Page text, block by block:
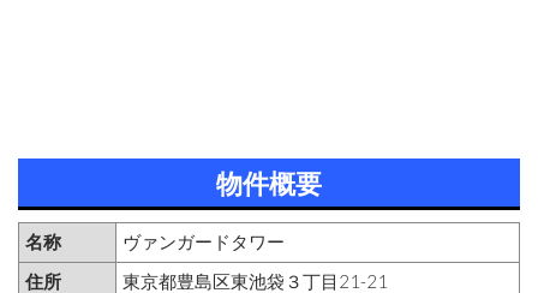
物件概要
名称
ヴァンガードタワー
住所
東京都豊島区東池袋３丁目21-21